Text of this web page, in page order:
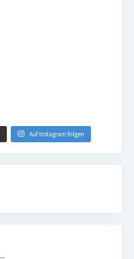
Auf Instagram folgen